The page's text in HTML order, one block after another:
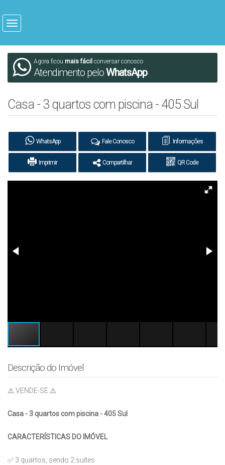
Agora ficou mais fácil conversar conosco
Atendimento peloWhatsApp
Casa - 3 quartos com piscina - 405 Sul
WhatsApp Fale Conosco Informações
Imprimir Compartilhar QR Code
Descrição do Imóvel
⚠️ VENDE-SE ⚠️
Casa - 3 quartos com piscina - 405 Sul
CARACTERÍSTICAS DO IMÓVEL
✅ 3 quartos, sendo 2 suítes